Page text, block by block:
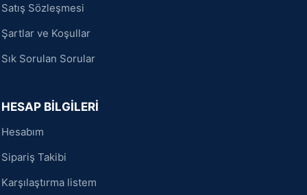
Satış Sözleşmesi
Şartlar ve Koşullar
Sık Sorulan Sorular
HESAP BİLGİLERİ
Hesabım
Sipariş Takibi
Karşılaştırma listem